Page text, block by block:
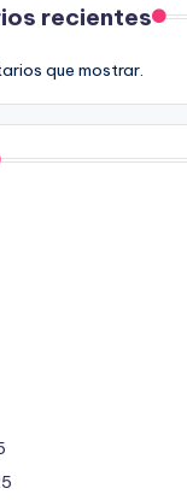
recientes
que mostrar.